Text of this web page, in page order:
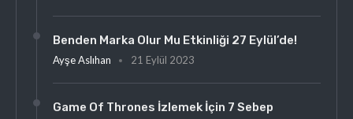
Benden Marka Olur Mu Etkinliği 27 Eylül’de!
Ayşe Aslıhan 21 Eylül 2023
Game Of Thrones İzlemek İçin 7 Sebep